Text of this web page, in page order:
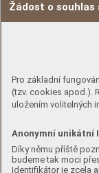
Žádost o
Pro základní
(tzv. cookies apod.).
uložením volitelných
Anonymní unikátní
Díky němu příště
budeme tak moci
Identifikátor je zcela